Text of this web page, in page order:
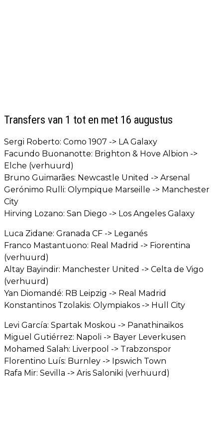
Transfers van 1 tot en met 16 augustus
Sergi Roberto: Como 1907 -> LA Galaxy
Facundo Buonanotte: Brighton & Hove Albion ->
Elche (verhuurd)
Bruno Guimarães: Newcastle United -> Arsenal
Gerónimo Rulli: Olympique Marseille -> Manchester
City
Hirving Lozano: San Diego -> Los Angeles Galaxy
Luca Zidane: Granada CF -> Leganés
Franco Mastantuono: Real Madrid -> Fiorentina
(verhuurd)
Altay Bayindir: Manchester United -> Celta de Vigo
(verhuurd)
Yan Diomandé: RB Leipzig -> Real Madrid
Konstantinos Tzolakis: Olympiakos -> Hull City
Levi García: Spartak Moskou -> Panathinaikos
Miguel Gutiérrez: Napoli -> Bayer Leverkusen
Mohamed Salah: Liverpool -> Trabzonspor
Florentino Luís: Burnley -> Ipswich Town
Rafa Mir: Sevilla -> Aris Saloniki (verhuurd)